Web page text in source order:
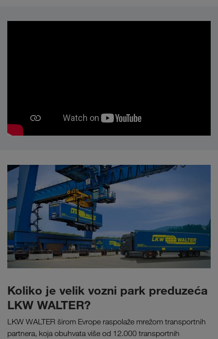
Koliko je velik vozni park preduzeća
LKW WALTER?
LKW WALTER širom Evrope raspolaže mrežom transportnih
partnera, koja obuhvata više od 12.000 transportnih